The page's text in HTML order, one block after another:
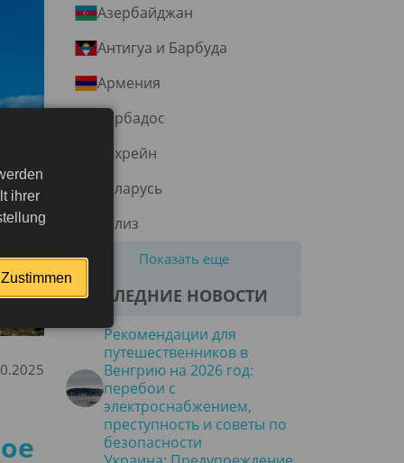
Азербайджан
Антигуа и Барбуда
Армения
Барбадос
Бахрейн
Беларусь
Белиз
Показать еще
ПОСЛЕДНИЕ НОВОСТИ
Рекомендации для
путешественников в
Венгрию на 2026 год:
перебои с
электроснабжением,
преступность и советы по
безопасности
ihrer
Zustimmen